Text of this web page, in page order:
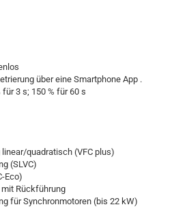
über eine Smartphone App .
3 s; 150 % für 60 s
quadratisch (VFC plus)
(SLVC)
Eco)
mit Rückführung
für Synchronmotoren (bis 22 kW)